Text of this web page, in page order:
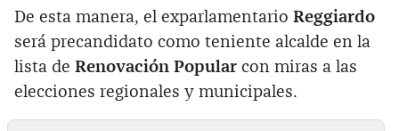
De esta manera, el exparlamentario Reggiardo
será precandidato como teniente alcalde en la
lista de Renovación Popular con miras a las
elecciones regionales y municipales.